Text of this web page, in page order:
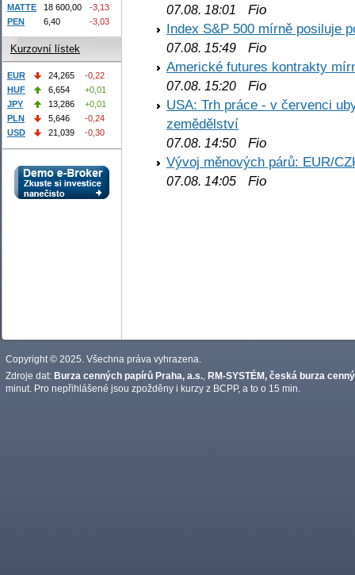
07.08. 18:01
Fio
Index S&P 500 mírně posiluje
07.08. 15:49 Fio
Americké futures kontrakty
07.08. 15:20 Fio
USA: Trh práce - v červenci
zemědělství
07.08. 14:50 Fio
Vývoj měnových párů: EUR/
07.08. 14:05 Fio
MATTE
18 600,00
-3,13
PEN
6,40 -3,03
Kurzovní lístek
EUR 24,265
-0,22
HUF
6,654
+0,01
JPY
13,286
+0,01
PLN
5,646
-0,24
USD
21,039 -0,30
Copyright © 2025. Všechna práva vyhrazena.
Zdroje dat: Burza cenných papírů Praha, a.s. RM-SYSTÉM, česká burza
minut. Pro nepřihlášené jsou zpožděny i kurzy z BCPP, a to o 15 min.